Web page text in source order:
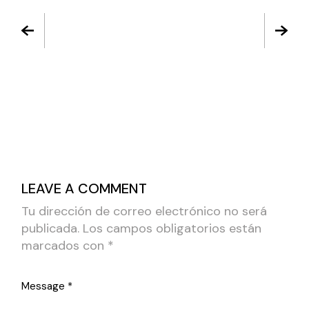
LEAVE A COMMENT
Tu dirección de correo electrónico no será
publicada. Los campos obligatorios están
marcados con *